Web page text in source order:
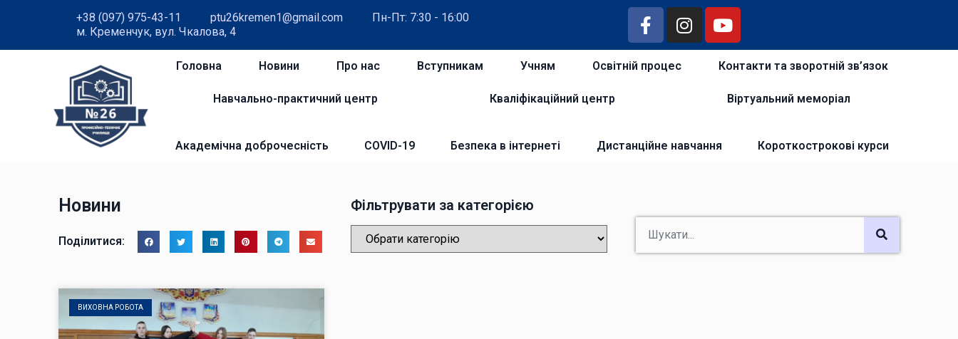
+38 (097) 975-43-11 ptu26kremen1@gmail.com
Пн-Пт: 7:30 - 16:00
м. Кременчук, вул. Чкалова, 4
Головна Новини Про нас Вступникам Учням Освітній процес Контакти та зворотній зв’язок
Навчально-практичний центр Кваліфікаційний центр Віртуальний меморіал
Академічна доброчесність COVID-19 Безпека в інтернеті Дистанційне навчання Короткострокові курси
Новини
Поділитися:
Фільтрувати за категорією
ВИХОВНА РОБОТА